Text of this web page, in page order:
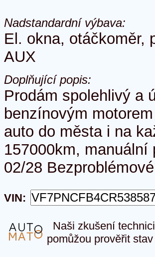
Nadstandardní výbava:
El. okna, otáčkoměr,
AUX
Doplňující popis:
Prodám spolehlivý a
benzínovým
auto do města i na
157000km,
02/28
VIN:
Naši zkušení
pomůžou prověřit